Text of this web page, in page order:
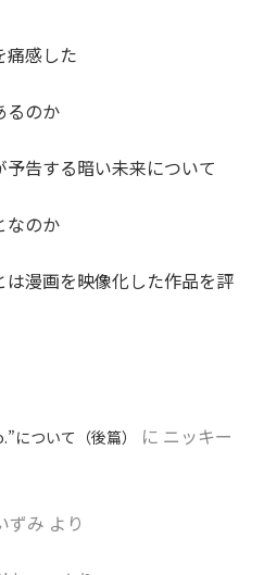
痛感した
るのか
告する暗い未来について
なのか
は漫画を映像化した作品を評
について（後篇） に ニッキー
ずみ より